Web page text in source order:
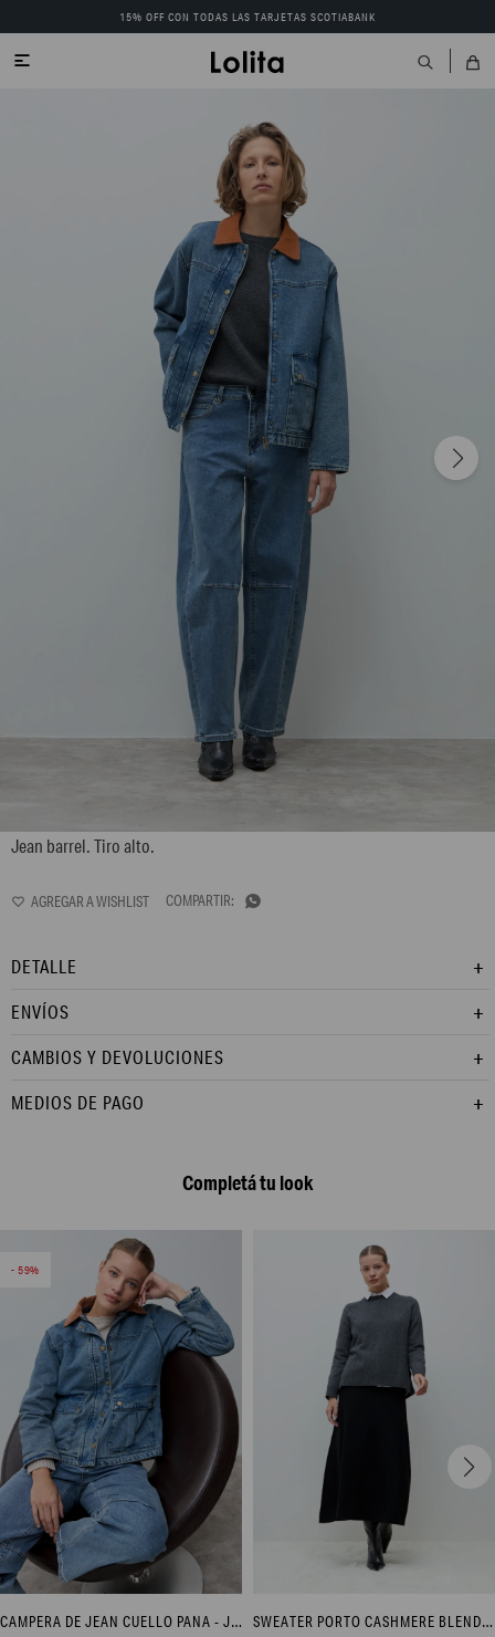
15% OFF CON TODAS LAS TARJETAS SCOTIABANK

Jean barrel. Tiro alto.

DETALLE
ENVÍOS
CAMBIOS Y DEVOLUCIONES
MEDIOS DE PAGO
Completá tu look
59
CAMPERA DE JEAN CUELLO PANA - JEAN MEDIO SWEATER PORTO CASHMERE BLEND - GRIS MELANGE